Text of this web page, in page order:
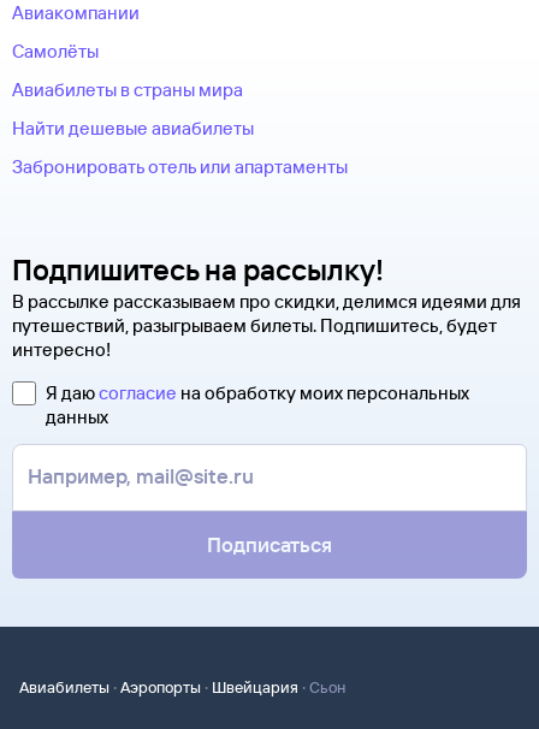
Авиакомпании
Самолёты
Авиабилеты в страны мира
Найти дешевые авиабилеты
Забронировать отель или апартаменты
Подпишитесь на рассылку!
В рассылке рассказываем про скидки, делимся идеями для
путешествий, разыгрываем билеты. Подпишитесь, будет
интересно!
Я даюсогласие на обработку моих персональных
данных
Подписаться
Авиабилеты ·Аэропорты · Швейцария ·Сьон